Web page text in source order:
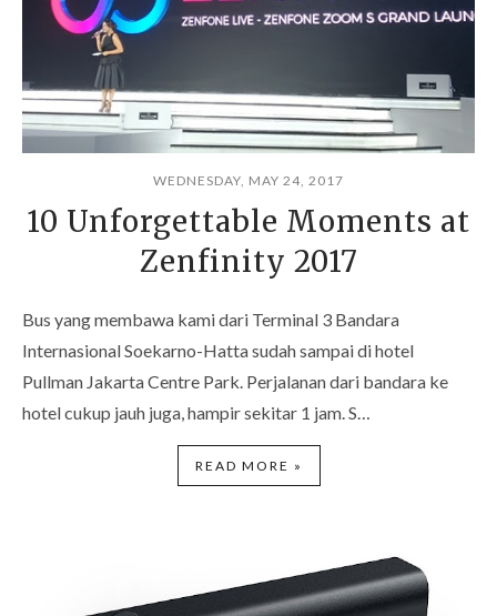
WEDNESDAY, MAY 24, 2017
10 Unforgettable Moments at
Zenfinity 2017
Bus yang membawa kami dari Terminal 3 Bandara
Internasional Soekarno-Hatta sudah sampai di hotel
Pullman Jakarta Centre Park. Perjalanan dari bandara ke
hotel cukup jauh juga, hampir sekitar 1 jam. S…
READ MORE »